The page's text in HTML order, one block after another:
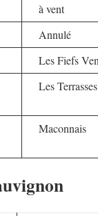
à vent
Annulé
Les Fiefs
Les
Maconnais